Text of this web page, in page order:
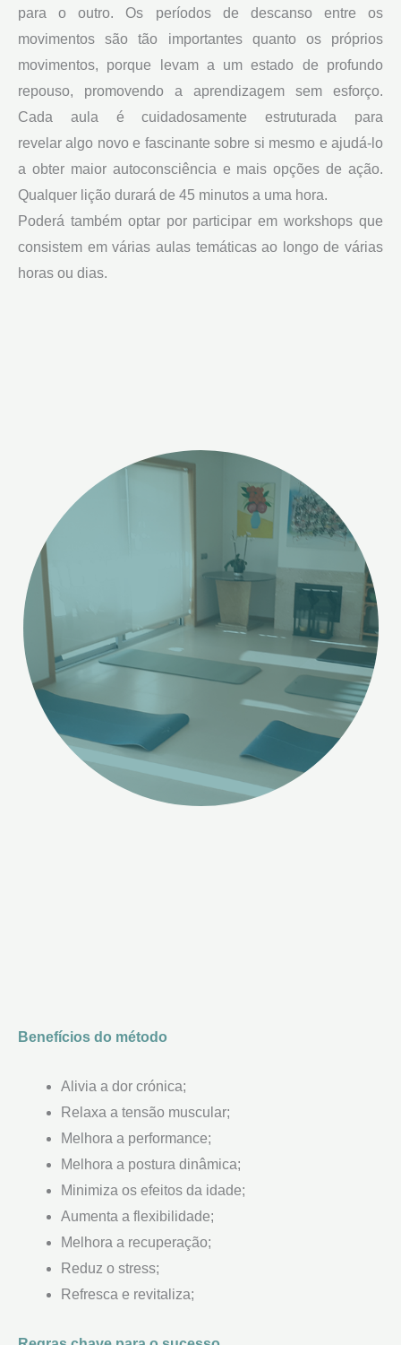
para o outro. Os períodos de descanso entre os
movimentos são tão importantes quanto os próprios
movimentos, porque levam a um estado de profundo
repouso, promovendo a aprendizagem sem esforço.
Cada aula é cuidadosamente estruturada para
revelar algo novo e fascinante sobre si mesmo e ajudá-lo
a obter maior autoconsciência e mais opções de ação.
Qualquer lição durará de 45 minutos a uma hora.
Poderá também optar por participar em workshops que
consistem em várias aulas temáticas ao longo de várias
horas ou dias.
Benefícios do método
Alivia a dor crónica;
Relaxa a tensão muscular;
Melhora a performance;
Melhora a postura dinâmica;
Minimiza os efeitos da idade;
Aumenta a flexibilidade;
Melhora a recuperação;
Reduz o stress;
Refresca e revitaliza;